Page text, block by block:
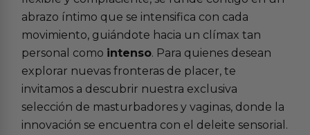
abrazo íntimo que se intensifica con cada
movimiento, guiándote hacia un clímax tan
personal como intenso. Para quienes desean
explorar nuevas fronteras de placer, te
invitamos a descubrir nuestra exclusiva
selección de masturbadores y vaginas, donde la
innovación se encuentra con el deleite sensorial.